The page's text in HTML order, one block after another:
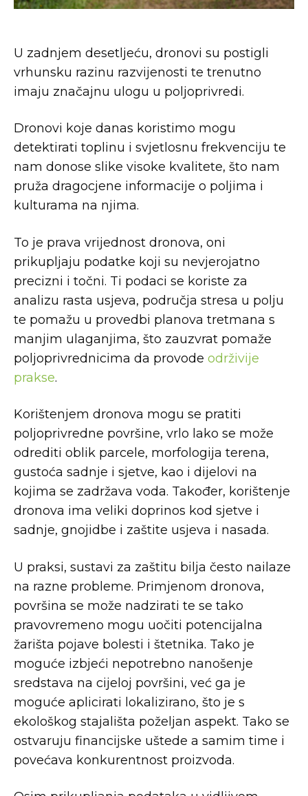
U zadnjem desetljeću, dronovi su postigli
vrhunsku razinu razvijenosti te trenutno
imaju značajnu ulogu u poljoprivredi.
Dronovi koje danas koristimo mogu
detektirati toplinu i svjetlosnu frekvenciju te
nam donose slike visoke kvalitete, što nam
pruža dragocjene informacije o poljima i
kulturama na njima.
To je prava vrijednost dronova, oni
prikupljaju podatke koji su nevjerojatno
precizni i točni. Ti podaci se koriste za
analizu rasta usjeva, područja stresa u polju
te pomažu u provedbi planova tretmana s
manjim ulaganjima, što zauzvrat pomaže
poljoprivrednicima da provode održivije
prakse.
Korištenjem dronova mogu se pratiti
poljoprivredne površine, vrlo lako se može
odrediti oblik parcele, morfologija terena,
gustoća sadnje i sjetve, kao i dijelovi na
kojima se zadržava voda. Također, korištenje
dronova ima veliki doprinos kod sjetve i
sadnje, gnojidbe i zaštite usjeva i nasada.
U praksi, sustavi za zaštitu bilja često nailaze
na razne probleme. Primjenom dronova,
površina se može nadzirati te se tako
pravovremeno mogu uočiti potencijalna
žarišta pojave bolesti i štetnika. Tako je
moguće izbjeći nepotrebno nanošenje
sredstava na cijeloj površini, već ga je
moguće aplicirati lokalizirano, što je s
ekološkog stajališta poželjan aspekt. Tako se
ostvaruju financijske uštede a samim time i
povećava konkurentnost proizvoda.